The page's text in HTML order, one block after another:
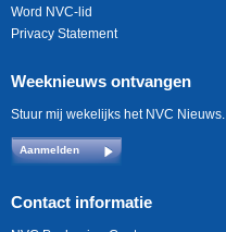
Word NVC-lid
Privacy Statement
Weeknieuws ontvangen
Stuur mij wekelijks het NVC Nieuws.
Aanmelden
Contact informatie